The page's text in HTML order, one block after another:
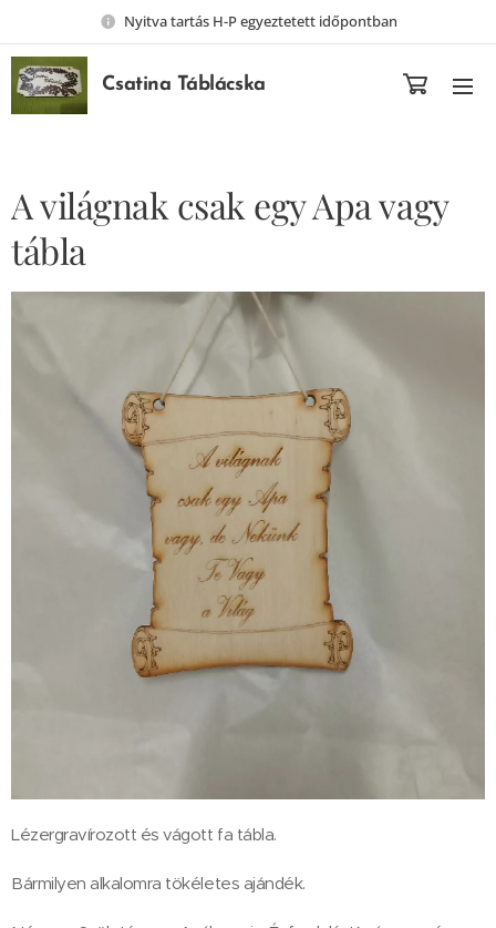
Nyitva tartás H-P egyeztetett időpontban
Csatina Táblácska
A világnak csak egy Apa vagy
tábla
Lézergravírozott és vágott fa tábla.
Bármilyen alkalomra tökéletes ajándék.